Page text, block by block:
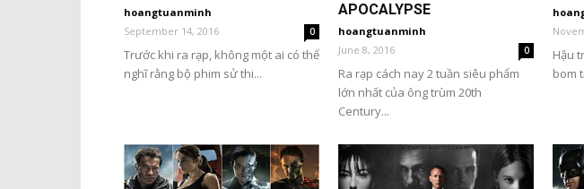
hoangtuanminh
September 14, 2016
0
Trước khi ra rạp, không một ai có thể
nghĩ rằng bộ phim sử thi...
APOCALYPSE
hoangtuanminh
June 8, 2016
0
Ra rạp cách nay 2 tuần siêu phẩm
lớn nhất của ông trùm 20th
Century...
Hậu
bom